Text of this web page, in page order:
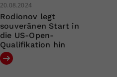
20.08.2024
Rodionov legt
souveränen Start in
die US-Open-
Qualifikation hin